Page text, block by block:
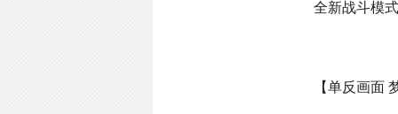
全新战斗模
【单反画面